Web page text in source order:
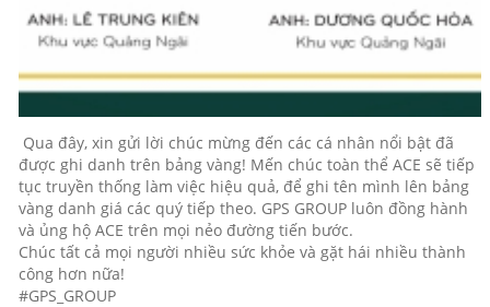
Qua đây, xin gửi lời chúc mừng đến các cá nhân nổi bật đã
được ghi danh trên bảng vàng! Mến chúc toàn thể ACE sẽ tiếp
tục truyền thống làm việc hiệu quả, để ghi tên mình lên bảng
vàng danh giá các quý tiếp theo. GPS GROUP luôn đồng hành
và ủng hộ ACE trên mọi nẻo đường tiến bước.
Chúc tất cả mọi người nhiều sức khỏe và gặt hái nhiều thành
công hơn nữa!
#GPS_GROUP